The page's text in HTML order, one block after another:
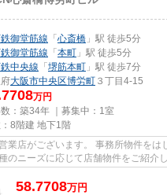
御堂筋線 「心斎橋 」駅 徒歩5分
御堂筋線 「本町 」駅 徒歩5分
中央線 「堺筋本町 」駅 徒歩7分
大阪市中央区博労町 ３丁目4-15
万円
：築34年 ｜募集中： 1室
8階建 地下1階
業店がございます。 事務所物件をは
のニーズに応じて店舗物件をご紹介し
一切...
58.7708万円